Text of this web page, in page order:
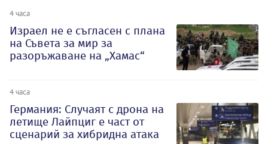
4 часа
Израел не е съгласен с плана
на Съвета за мир за
разоръжаване на „Хамас“
4 часа
Германия: Случаят с дрона на
летище Лайпциг е част от
сценарий за хибридна атака